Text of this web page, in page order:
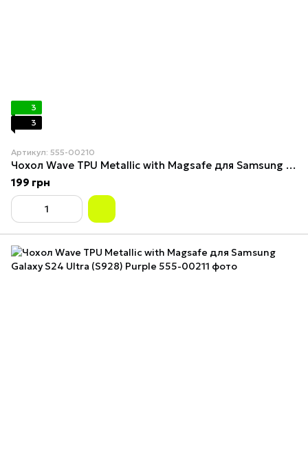
3
3
Артикул: 555-00210
Чохол Wave TPU Metallic with Magsafe для Samsung Galaxy S24 Ultra (S928) Green
199 грн